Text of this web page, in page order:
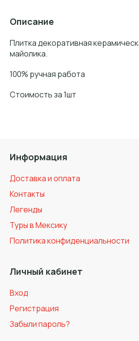
Описание
Плитка декоративная
майолика.
100% ручная работа
Стоимость за 1шт
Информация
Доставка и оплата
Контакты
Легенды
Туры в Мексику
Политика конфиденциальности
Личный кабинет
Вход
Регистрация
Забыли пароль?